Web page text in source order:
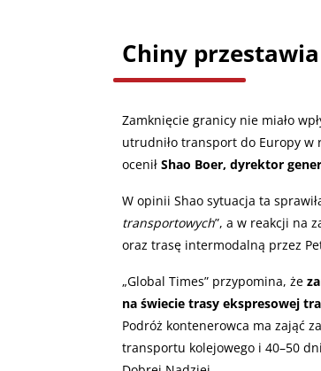
Chiny
Zamknięcie granicy nie miało
utrudniło transport do Europy w
ocenił Shao Boer, dyrektor
W opinii Shao sytuacja ta
transportowych”, a w reakcji na
oraz trasę intermodalną przez
„Global Times” przypomina, że
na świecie trasy ekspresowej
Podróż kontenerowca ma zająć
transportu kolejowego i 40–50